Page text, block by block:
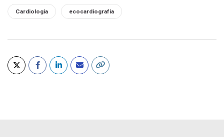
Tags:Cardiologia ecocardiografia